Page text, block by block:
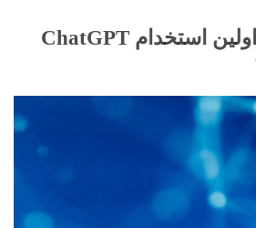
كيف يمكن للمتداولين استخدام ChatGPT